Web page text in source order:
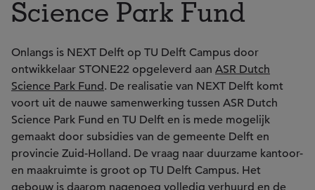
Science Park Fund
Onlangs is NEXT Delft op TU Delft Campus door
ontwikkelaar STONE22 opgeleverd aan ASR Dutch
Science Park Fund. De realisatie van NEXT Delft komt
voort uit de nauwe samenwerking tussen ASR Dutch
Science Park Fund en TU Delft en is mede mogelijk
gemaakt door subsidies van de gemeente Delft en
provincie Zuid-Holland. De vraag naar duurzame kantoor-
en maakruimte is groot op TU Delft Campus. Het
gebouw is daarom nagenoeg volledig verhuurd en de